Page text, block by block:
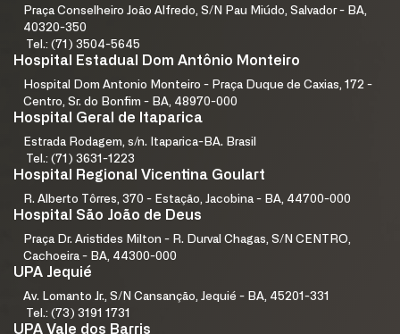
Praça Conselheiro João Alfredo, S/N Pau Miúdo, Salvador - BA,
40320-350
Tel.: (71) 3504-5645
Hospital Estadual Dom Antônio Monteiro
Hospital Dom Antonio Monteiro - Praça Duque de Caxias, 172 -
Centro, Sr. do Bonfim - BA, 48970-000
Hospital Geral de Itaparica
Estrada Rodagem, s/n. Itaparica-BA. Brasil
Tel.: (71) 3631-1223
Hospital Regional Vicentina Goulart
R. Alberto Tôrres, 370 - Estação, Jacobina - BA, 44700-000
Hospital São João de Deus
Praça Dr. Aristides Milton - R. Durval Chagas, S/N CENTRO,
Cachoeira - BA, 44300-000
UPA Jequié
Av. Lomanto Jr., S/N Cansanção, Jequié - BA, 45201-331
Tel.: (73) 3191 1731
UPA Vale dos Barris